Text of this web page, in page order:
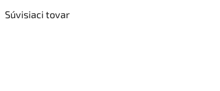
Súvisiaci tovar